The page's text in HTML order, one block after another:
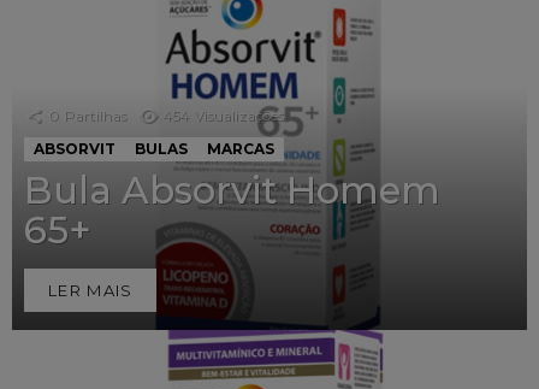
0 Partilhas 454 Visualizações
ABSORVIT
BULAS MARCAS
Bula Absorvit Homem
65+
LER MAIS